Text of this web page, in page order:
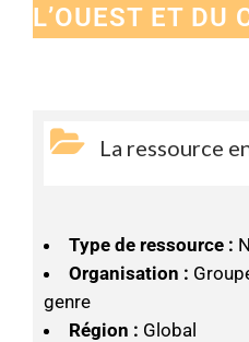
L’OUEST ET DU
La ressource
Type de ressource :
Organisation :
genre
Région : Global